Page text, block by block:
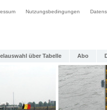
Nutzungsbedingungen
über Tabelle Abo